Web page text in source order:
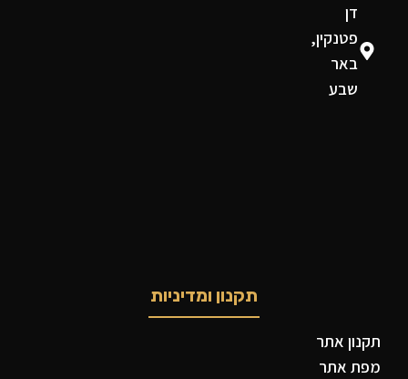
דן
פטנקין,
באר
שבע
תקנון ומדיניות
תקנון אתר
מפת אתר